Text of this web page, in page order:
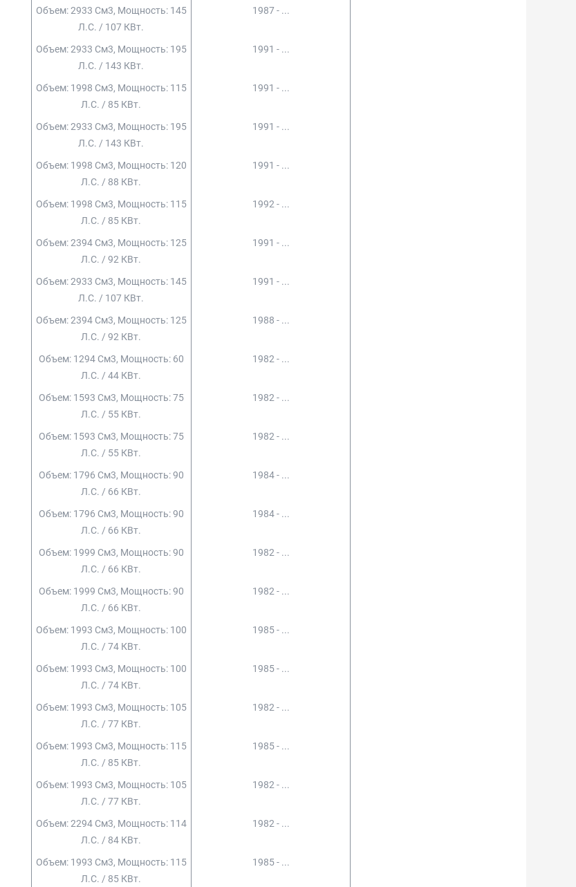
Объем: 2933 См3, Мощность: 145
Л.с. / 107 КВт.
1987 - ...
Объем: 2933 См3, Мощность: 195
Л.с. / 143 КВт.
1991 - ...
Объем: 1998 См3, Мощность: 115
Л.с. / 85 КВт.
1991 - ...
Объем: 2933 См3, Мощность: 195
Л.с. / 143 КВт.
1991 - ...
Объем: 1998 См3, Мощность: 120
Л.с. / 88 КВт.
1991 - ...
Объем: 1998 См3, Мощность: 115
Л.с. / 85 КВт.
1992 - ...
Объем: 2394 См3, Мощность: 125
Л.с. / 92 КВт.
1991 - ...
Объем: 2933 См3, Мощность: 145
Л.с. / 107 КВт.
1991 - ...
Объем: 2394 См3, Мощность: 125
Л.с. / 92 КВт.
1988 - ...
Объем: 1294 См3, Мощность: 60
Л.с. / 44 КВт.
1982 - ...
Объем: 1593 См3, Мощность: 75
Л.с. / 55 КВт.
1982 - ...
Объем: 1593 См3, Мощность: 75
Л.с. / 55 КВт.
1982 - ...
Объем: 1796 См3, Мощность: 90
Л.с. / 66 КВт.
1984 - ...
Объем: 1796 См3, Мощность: 90
Л.с. / 66 КВт.
1984 - ...
Объем: 1999 См3, Мощность: 90
Л.с. / 66 КВт.
1982 - ...
Объем: 1999 См3, Мощность: 90
Л.с. / 66 КВт.
1982 - ...
Объем: 1993 См3, Мощность: 100
Л.с. / 74 КВт.
1985 - ...
Объем: 1993 См3, Мощность: 100
Л.с. / 74 КВт.
1985 - ...
Объем: 1993 См3, Мощность: 105
Л.с. / 77 КВт.
1982 - ...
Объем: 1993 См3, Мощность: 115
Л.с. / 85 КВт.
1985 - ...
Объем: 1993 См3, Мощность: 105
Л.с. / 77 КВт.
1982 - ...
Объем: 2294 См3, Мощность: 114
Л.с. / 84 КВт.
1982 - ...
Объем: 1993 См3, Мощность: 115
Л.с. / 85 КВт.
1985 - ...